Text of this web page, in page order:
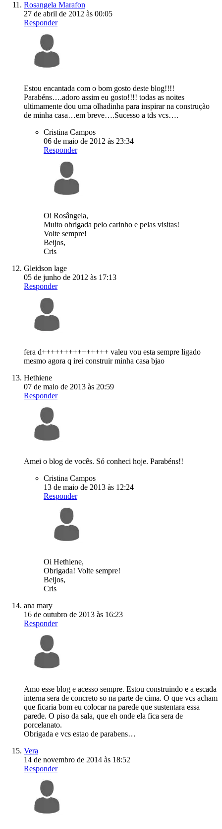
Rosangela Marafon
27 de abril de 2012 às 00:05
Responder
Estou encantada com o bom gosto deste blog!!!!
Parabéns….adoro assim eu gosto!!!! todas as noites
ultimamente dou uma olhadinha para inspirar na construção
de minha casa…em breve….Sucesso a tds vcs….
Cristina Campos
06 de maio de 2012 às 23:34
Responder
Oi Rosângela,
Muito obrigada pelo carinho e pelas visitas!
Volte sempre!
Beijos,
Cris
Gleidson lage
05 de junho de 2012 às 17:13
Responder
fera d+++++++++++++++ valeu vou esta sempre ligado
mesmo agora q irei construir minha casa bjao
Hethiene
07 de maio de 2013 às 20:59
Responder
Amei o blog de vocês. Só conheci hoje. Parabéns!!
Cristina Campos
13 de maio de 2013 às 12:24
Responder
Oi Hethiene,
Obrigada! Volte sempre!
Beijos,
Cris
ana mary
16 de outubro de 2013 às 16:23
Responder
Amo esse blog e acesso sempre. Estou construindo e a escada
interna sera de concreto so na parte de cima. O que vcs acham
que ficaria bom eu colocar na parede que sustentara essa
parede. O piso da sala, que eh onde ela fica sera de
porcelanato.
Obrigada e vcs estao de parabens…
Vera
14 de novembro de 2014 às 18:52
Responder